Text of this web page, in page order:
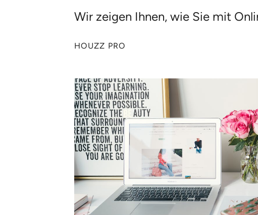
Wir zeigen Ihnen, wie Sie mit
HOUZZ PRO